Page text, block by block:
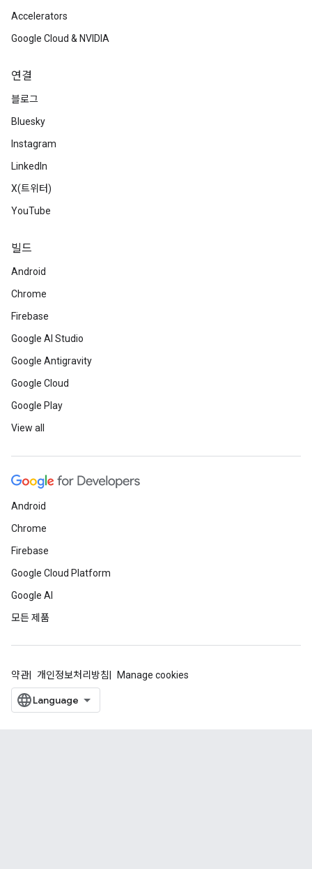
Accelerators
Google Cloud & NVIDIA
연결
블로그
Bluesky
Instagram
LinkedIn
X(트위터)
YouTube
빌드
Android
Chrome
Firebase
Google AI Studio
Google Antigravity
Google Cloud
Google Play
View all
Android
Chrome
Firebase
Google Cloud Platform
Google AI
모든 제품
약관 개인정보처리방침 Manage cookies